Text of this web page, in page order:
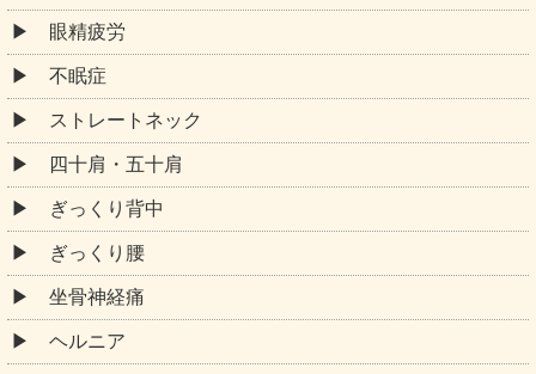
眼精疲労
不眠症
ストレートネック
四十肩・五十肩
ぎっくり背中
ぎっくり腰
坐骨神経痛
ヘルニア